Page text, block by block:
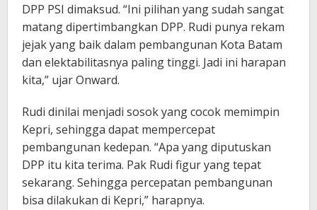
DPP PSI dimaksud. “Ini pilihan yang sudah sangat
matang dipertimbangkan DPP. Rudi punya rekam
jejak yang baik dalam pembangunan Kota Batam
dan elektabilitasnya paling tinggi. Jadi ini harapan
kita,” ujar Onward.
Rudi dinilai menjadi sosok yang cocok memimpin
Kepri, sehingga dapat mempercepat
pembangunan kedepan. “Apa yang diputuskan
DPP itu kita terima. Pak Rudi figur yang tepat
sekarang. Sehingga percepatan pembangunan
bisa dilakukan di Kepri,” harapnya.